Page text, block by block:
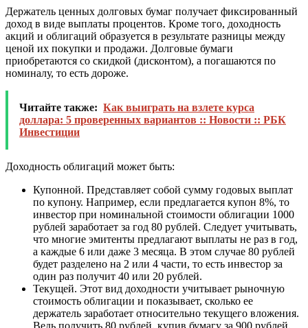
Держатель ценных долговых бумаг получает фиксированный
доход в виде выплаты процентов. Кроме того, доходность
акций и облигаций образуется в результате разницы между
ценой их покупки и продажи. Долговые бумаги
приобретаются со скидкой (дисконтом), а погашаются по
номиналу, то есть дороже.
Читайте также: Как выиграть на взлете курса
доллара: 5 проверенных вариантов :: Новости :: РБК
Инвестиции
Доходность облигаций может быть:
Купонной. Представляет собой сумму годовых выплат
по купону. Например, если предлагается купон 8%, то
инвестор при номинальной стоимости облигации 1000
рублей заработает за год 80 рублей. Следует учитывать,
что многие эмитенты предлагают выплаты не раз в год,
а каждые 6 или даже 3 месяца. В этом случае 80 рублей
будет разделено на 2 или 4 части, то есть инвестор за
один раз получит 40 или 20 рублей.
Текущей. Этот вид доходности учитывает рыночную
стоимость облигации и показывает, сколько ее
держатель заработает относительно текущего вложения.
Ведь получить 80 рублей, купив бумагу за 900 рублей,